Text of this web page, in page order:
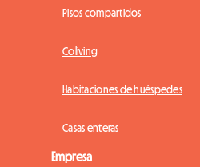
Pisos compartidos
Coliving
Habitaciones de huéspedes
Casas enteras
Empresa